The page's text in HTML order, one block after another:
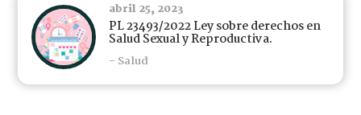
abril 25, 2023
PL 23493/2022 Ley sobre derechos en
Salud Sexual y Reproductiva.
- Salud